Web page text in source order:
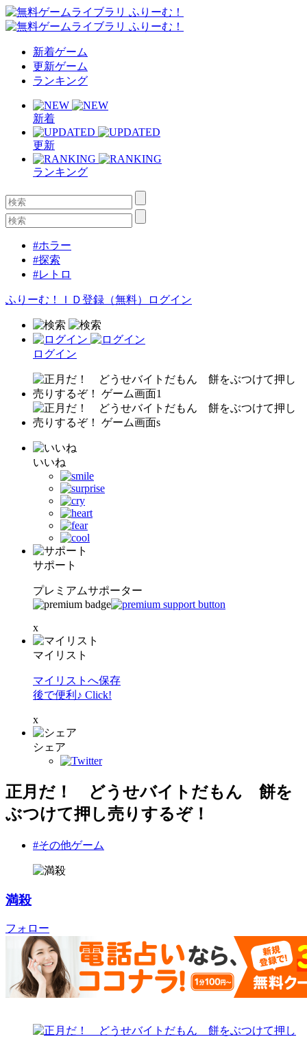
新着ゲーム
更新ゲーム
ランキング
新着
更新
ランキング
#ホラー
#探索
#レトロ
ふりーむ！ＩＤ登録（無料） ログイン
ログイン
いいね
サポート
プレミアムサポーター
x
マイリスト
マイリストへ保存
後で便利♪ Click!
x
シェア
正月だ！ どうせバイトだもん 餅を
ぶつけて押し売りするぞ！
#その他ゲーム
満殺
フォロー